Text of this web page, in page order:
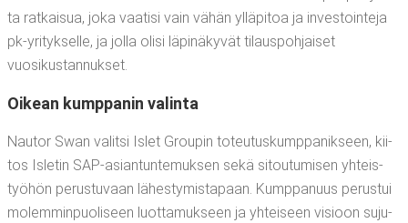
ta rat­kai­sua, joka vaa­ti­si vain vähän yllä­pi­toa ja inves­toin­te­ja
pk-yri­tyk­sel­le, ja jol­la oli­si läpi­nä­ky­vät tilaus­poh­jai­set
vuosikustannukset.
Oikean kump­pa­nin valinta
Nau­tor Swan valit­si Islet Grou­pin toteu­tus­kump­pa­nik­seen, kii­
tos Isle­tin SAP-asian­tun­te­muk­sen sekä sitou­tu­mi­sen yhteis­
työ­hön perus­tu­vaan lähes­ty­mis­ta­paan. Kump­pa­nuus perus­tui
molem­min­puo­li­seen luot­ta­muk­seen ja yhtei­seen visioon suju­